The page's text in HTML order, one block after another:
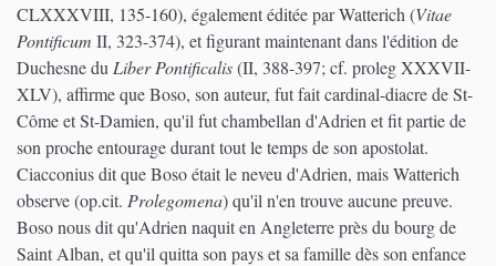
CLXXXVIII, 135-160), également éditée par Watterich (Vitae
Pontificum II, 323-374), et figurant maintenant dans l'édition de
Duchesne du Liber Pontificalis(II, 388-397; cf. proleg XXXVII-
XLV), affirme que Boso, son auteur, fut fait cardinal-diacre de St-
Côme et St-Damien, qu'il fut chambellan d'Adrien et fit partie de
son proche entourage durant tout le temps de son apostolat.
Ciacconius dit que Boso était le neveu d'Adrien, mais Watterich
observe (op.cit. Prolegomena) qu'il n'en trouve aucune preuve.
Boso nous dit qu'Adrien naquit en Angleterre près du bourg de
Saint Alban, et qu'il quitta son pays et sa famille dès son enfance